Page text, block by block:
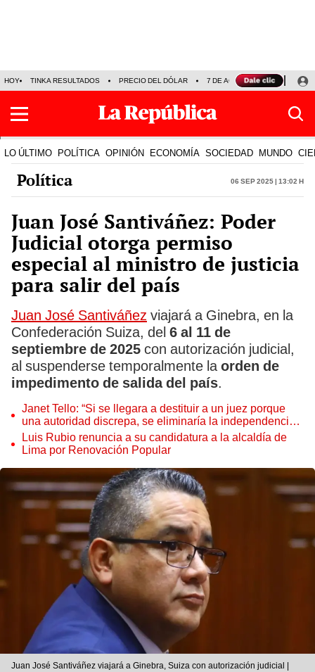
HOY TINKA RESULTADOS PRECIO DEL DÓLAR 7 DE AGOSTO OLLANTA
LO ÚLTIMO POLÍTICA OPINIÓN ECONOMÍA SOCIEDAD MUNDO
Política 06 Sep 2025 | 13:02 h
Juan José Santiváñez: Poder
Judicial otorga permiso
especial al ministro de justicia
para salir del país
Juan José Santiváñez viajará a Ginebra, en la
Confederación Suiza, del 6 al 11 de
septiembre de 2025 con autorización judicial,
al suspenderse temporalmente la orden de
impedimento de salida del país.
Janet Tello: “Si se llegara a destituir a un juez porque
una autoridad discrepa, se eliminaría la independencia
judicial”
Luis Rubio renuncia a su candidatura a la alcaldía de
Lima por Renovación Popular
Juan José Santiváñez viajará a Ginebra, Suiza con autorización judicial |